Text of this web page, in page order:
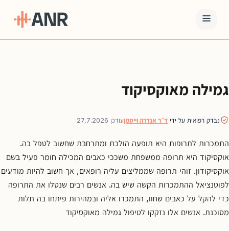
ה-
ואופיאטים
למה
ANR
בלוג
צור
גמילה מאוקסיקוד
נבדק רפואית על ידי ד״ר אנדרה וייסמןעודכן 27.7.2026
התמכרות לתרופות היא תופעה הולכת ומתרחבת שחשוב לטפל בה.
אוקסיקוד היא תרופה ממשפחת משככי כאבים המכילה חומר פעיל בשם
אוקסיקודון. זוהי תרופה שממליצים עליה רופאים, אך חשוב להיות מודעים
לפוטנציאל ההתמכרות הקשה שיש בה. אנשים רבים שנטלו את התרופה
כדי להקל על כאבים שחוו, התמכרו אליה ובמהירות פיתחו בה תלות
מסוכנת. אנשים אלו נזקקו לטיפול גמילה מאוקסיקוד